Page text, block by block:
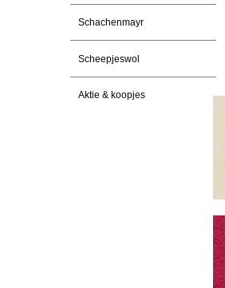
Schachenmayr
Scheepjeswol
Aktie & koopjes